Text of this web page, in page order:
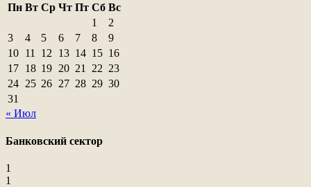
Пн Вт Ср Чт Пт Сб Вс
1
2
3
4 5 6 7 8
9
10 11 12 13 14 15 16
17 18 19 20 21 22 23
24 25 26 27 28 29 30
31
« Июл
Банковский сектор
1
1